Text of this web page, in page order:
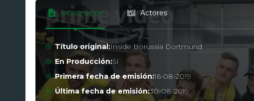
Información Actores
Título original:Inside Borussia Dortmund
En Producción:Sí
Primera fecha de emisión:16-08-2019
Última fecha de emisión:30-08-2019